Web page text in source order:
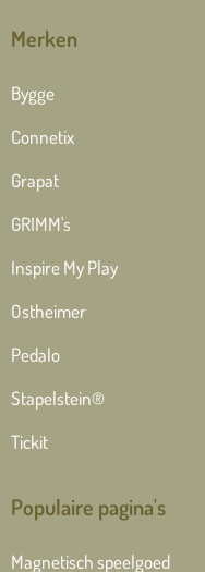
Merken
Bygge
Connetix
Grapat
GRIMM's
Inspire My Play
Ostheimer
Pedalo
Stapelstein®
Tickit
Populaire pagina's
Magnetisch speelgoed